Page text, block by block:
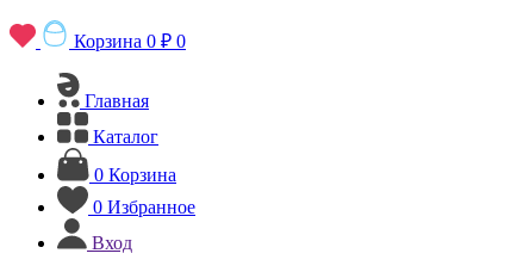
Корзина 0 ₽ 0
Главная
Каталог
0 Корзина
0 Избранное
Вход